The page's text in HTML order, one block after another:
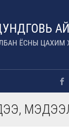
ЁСНЫ ЦАХИМ